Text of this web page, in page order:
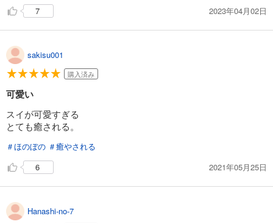
7
2023年04月02日
sakisu001
購入済み
可愛い
スイが可愛すぎる
とても癒される。
＃ほのぼの ＃癒やされる
6
2021年05月25日
Hanashi-no-7